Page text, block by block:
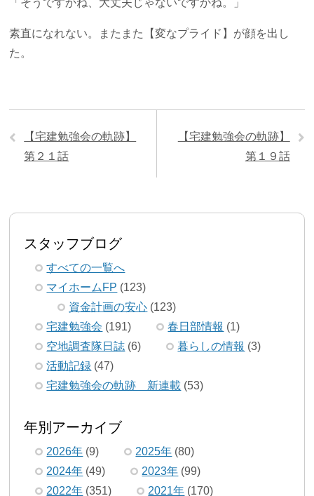
「そうですかね、大丈夫じゃないですかね。」
素直になれない。またまた【変なプライド】が顔を出し
た。
【宅建勉強会の軌跡】
第２１話
【宅建勉強会の軌跡】
第１９話
スタッフブログ
すべての一覧へ
マイホームFP (123)
資金計画の安心 (123)
宅建勉強会 (191) 春日部情報 (1)
空地調査隊日誌 (6) 暮らしの情報 (3)
活動記録 (47)
宅建勉強会の軌跡 新連載 (53)
年別アーカイブ
2026年 (9) 2025年 (80)
2024年 (49) 2023年 (99)
2022年 (351) 2021年 (170)